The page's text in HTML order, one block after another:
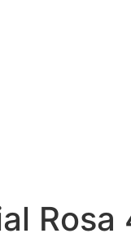
Rosa